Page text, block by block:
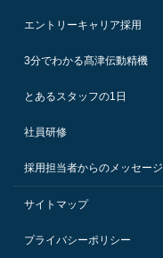
エントリーキャリア採用
3分でわかる髙津伝動精機
とあるスタッフの1日
社員研修
採用担当者からのメッセージ
サイトマップ
プライバシーポリシー